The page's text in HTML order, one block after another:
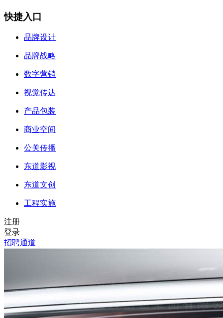
快捷入口
品牌设计
品牌战略
数字营销
视觉传达
产品包装
商业空间
公关传播
东道影视
东道文创
工程实施
注册
登录
招聘通道